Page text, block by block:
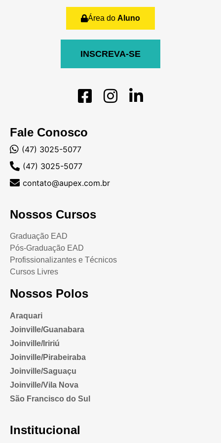
Fale Conosco
(47) 3025-5077
(47) 3025-5077
contato@aupex.com.br
Nossos Cursos
Graduação EAD
Pós-Graduação EAD
Profissionalizantes e Técnicos
Cursos Livres
Nossos Polos
Araquari
Joinville/Guanabara
Joinville/Iririú
Joinville/Pirabeiraba
Joinville/Saguaçu
Joinville/Vila Nova
São Francisco do Sul
Institucional
Área do Aluno
INSCREVA-SE